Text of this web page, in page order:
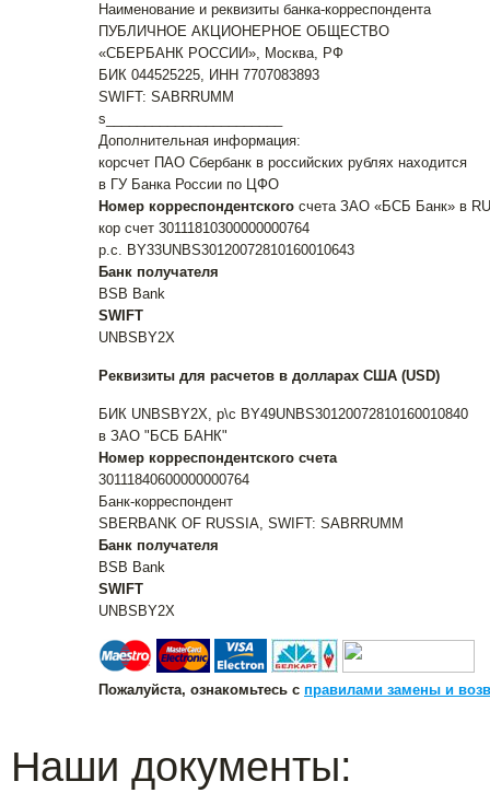
Наименование и реквизиты банка-корреспондента
ПУБЛИЧНОЕ АКЦИОНЕРНОЕ ОБЩЕСТВО
«СБЕРБАНК РОССИИ», Москва, РФ
БИК 044525225, ИНН 7707083893
SWIFT: SABRRUMM
s_______________________
Дополнительная информация:
корсчет ПАО Сбербанк в российских рублях находится
в ГУ Банка России по ЦФО
Номер корреспондентского счета ЗАО «БСБ Банк» в
кор счет 30111810300000000764
р.с. BY33UNBS30120072810160010643
Банк получателя
BSB Bank
SWIFT
UNBSBY2X
Реквизиты для расчетов в долларах США (USD)
БИК UNBSBY2X, р\с BY49UNBS30120072810160010840
в ЗАО "БСБ БАНК"
Номер корреспондентского счета
30111840600000000764
Банк-корреспондент
SBERBANK OF RUSSIA, SWIFT: SABRRUMM
Банк получателя
BSB Bank
SWIFT
UNBSBY2X
Пожалуйста, ознакомьтесь с правилами замены и
Наши документы: